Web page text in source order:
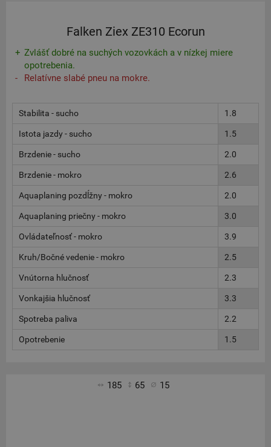
Falken Ziex ZE310 Ecorun
Zvlášť dobré na suchých vozovkách a v nízkej miere
opotrebenia.
Relatívne slabé pneu na mokre.
Stabilita - sucho 1.8
Istota jazdy - sucho 1.5
Brzdenie - sucho 2.0
Brzdenie - mokro 2.6
Aquaplaning pozdĺžny - mokro 2.0
Aquaplaning priečny - mokro 3.0
Ovládateľnosť - mokro 3.9
Kruh/Bočné vedenie - mokro 2.5
Vnútorna hlučnosť 2.3
Vonkajšia hlučnosť 3.3
Spotreba paliva 2.2
Opotrebenie 1.5
185 65 15